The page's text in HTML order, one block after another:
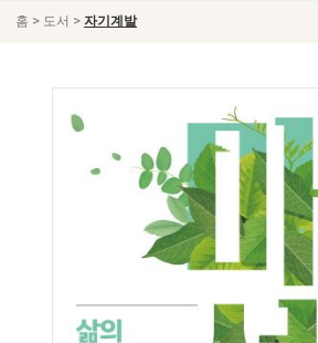
홈 > 도서 > 자기계발